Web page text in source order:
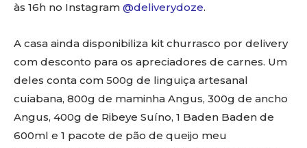
às 16h no Instagram @deliverydoze.
A casa ainda disponibiliza kit churrasco por delivery
com desconto para os apreciadores de carnes. Um
deles conta com 500g de linguiça artesanal
cuiabana, 800g de maminha Angus, 300g de ancho
Angus, 400g de Ribeye Suíno, 1 Baden Baden de
600ml e 1 pacote de pão de queijo meu